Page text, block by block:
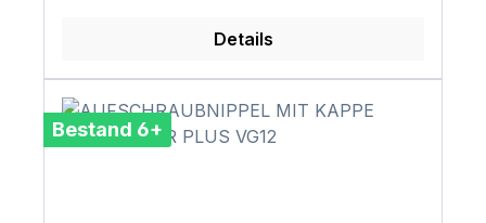
Details
Bestand 6+